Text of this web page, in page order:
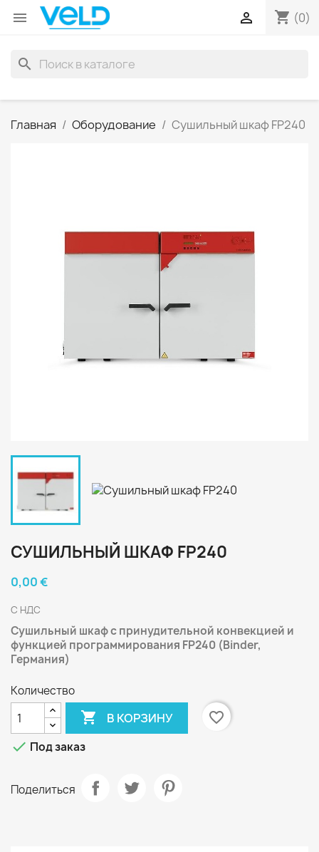
 shopping_cart (0)

search
Главная Оборудование Сушильный шкаф FP240
СУШИЛЬНЫЙ ШКАФ FP240
0,00 €
С НДС
Сушильный шкаф с принудительной конвекцией и
функцией программирования FP240 (Binder,
Германия)
Количество
 В КОРЗИНУ
favorite_border
 Под заказ
Поделиться